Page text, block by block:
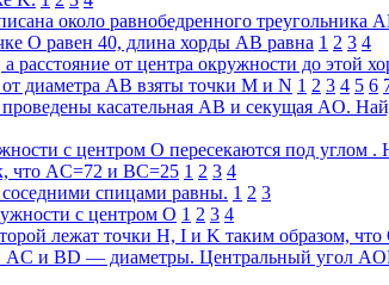
около равнобедренного треугольника
O равен 40, длина хорды AB равна 1 2 3 4
расстояние от центра окружности до этой
диаметра AB взяты точки M и N 1 2 3 4 5 6
касательная AB и секущая AO.
с центром O пересекаются под углом .
что AC=72 и BC=25 1 2 3 4
спицами равны. 1 2 3
с центром O 1 2 3 4
лежат точки H, I и K таким образом,
AC и BD — диаметры. Центральный угол